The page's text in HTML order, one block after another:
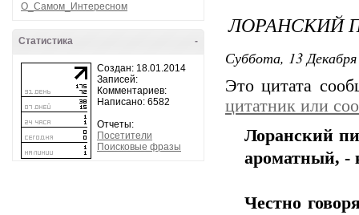
О_Самом_Интересном
-
Статистика
Создан: 18.01.2014
Записей:
Комментариев:
Написано: 6582
Отчеты:
Посетители
Поисковые фразы
ЛОРАНСКИЙ
Суббота, 13
Это цитата
цитатник или
Лоранский
ароматный, -
Честно